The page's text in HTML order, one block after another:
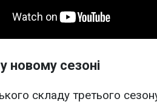
новому сезоні
складу третього